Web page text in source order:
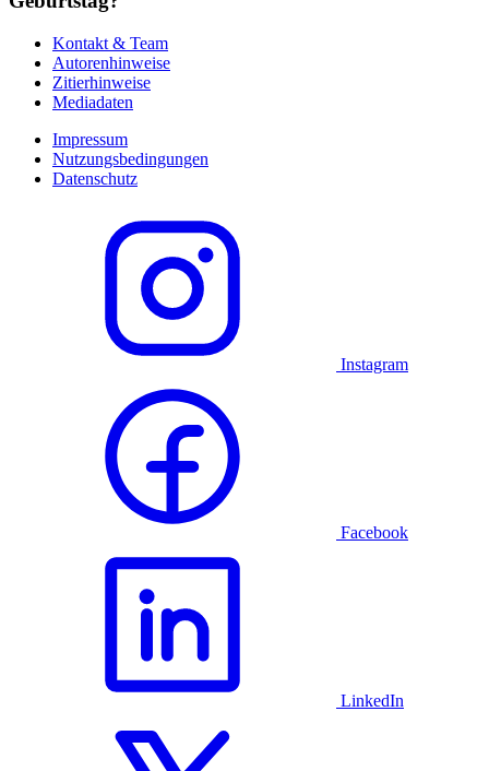
Kontakt & Team
Autorenhinweise
Zitierhinweise
Mediadaten
Impressum
Nutzungsbedingungen
Datenschutz
Instagram
Facebook
LinkedIn